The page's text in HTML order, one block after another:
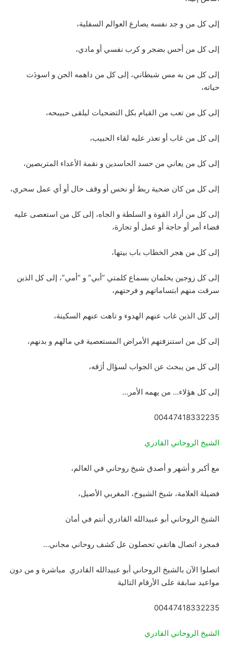
إلى كل من و جد نفسه يصارع العوالم السفلية،
إلى كل من أحس بضجر و كرب نفسي أو مادي،
إلى كل من به مس شيطاني، إلى كل من داهمه الجن و اسودَت
حياته،
إلى كل من تعب من القيام بكل التضحيات ليلقى حبيبحه،
إلى كل من غاب أو تعذر عليه لقاء الحبيب،
إلى كل من يعاني من حسد الحاسدين و نقمة الأعداء المتربصين،
إلى كل من كان ضحية ربط أو نحس أو وقف حال أو أي عمل سحري،
إلى كل من أراد القوة و السلطة و الجاه، إلى كل من استعصى عليه
قضاء أمر أو حاجة أو عمل أو تجارة،
إلى كل من هجر الخطاب باب بيتها،
إلى كل زوجين يحلمان بسماع كلمتي “أبي” و “أمي”، إلى كل الذين
سرقت منهم ابتساماتهم و فرحتهم،
إلى كل الذين غاب عنهم الهدوء و تاهت عنهم السكينة،
إلى كل من استنزفتهم الأمراض المستعصية في مالهم و بدنهم،
إلى كل من يبحث عن الجواب لسؤال أرَقه،
إلى كل هؤلاء… من يهمه الأمر…
00447418332235
الشيخ الروحاني القادري
مع أكبر و أشهر و أصدق شيخ روحاني في العالم،
فضيلة العلامة، شيخ الشيوخ، المغربي الأصيل،
الشيخ الروحاني أبو عبيدالله القادري أنتم في أمان
فمجرد اتصال هاتفي تحصلون عل كشف روحاني مجاني…
اتصلوا الآن بالشيخ الروحاني أبو عبيدالله القادري مباشرة و من دون
مواعيد سابقة على الأرقام التالية
00447418332235
الشيخ الروحاني القادري